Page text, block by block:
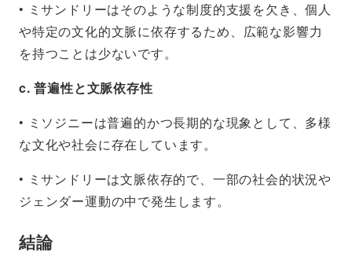
• ミサンドリーはそのような制度的支援を欠き、個人
や特定の文化的文脈に依存するため、広範な影響力
を持つことは少ないです。
c. 普遍性と文脈依存性
• ミソジニーは普遍的かつ長期的な現象として、多様
な文化や社会に存在しています。
• ミサンドリーは文脈依存的で、一部の社会的状況や
ジェンダー運動の中で発生します。
結論